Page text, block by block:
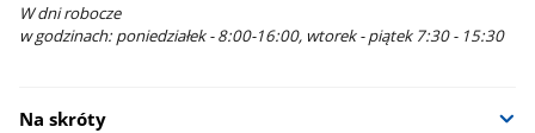
W dni robocze
w godzinach: poniedziałek - 8:00-16:00, wtorek - piątek 7:30 - 15:30
Na skróty